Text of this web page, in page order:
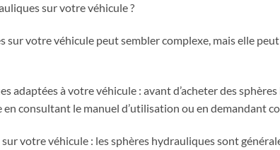
sur votre véhicule ?
sur votre véhicule peut sembler complexe, mais elle
adaptées à votre véhicule : avant d’acheter des
consultant le manuel d’utilisation ou en demandant
votre véhicule : les sphères hydrauliques sont